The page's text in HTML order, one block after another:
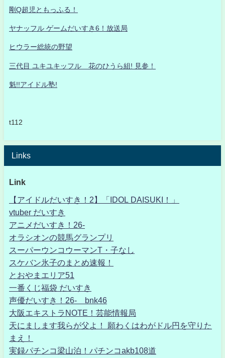
剛Q超児ともっふる！
ヤナッフル ゲームだいすき6！放送局
ヒウラー総統の野望
三代目 ユキユキッフル 花のひうら組! 見参！
魁!!アイドル塾!
t112
Links
Link
【アイドルだいすき！2】「IDOL DAISUKI！」
vtuber だいすき
アニメだいすき！26-
オラシオンの競馬グランプリ
スーパーウンコウーマンT・子なし
スケバン氷子のまとめ速報！
とおやまエリア51
一番くじ福袋 だいすき
声優だいすき！26- bnk46
大阪エキストラNOTE！芸能情報局
天にまします我らが父よ！ 願わくはわがドル円を守りた
まえ！
実録パチンコ梁山泊！パチンコakb108道